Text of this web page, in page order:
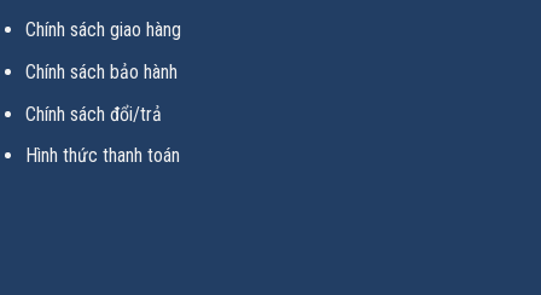
Chính sách giao hàng
Chính sách bảo hành
Chính sách đổi/trả
Hình thức thanh toán